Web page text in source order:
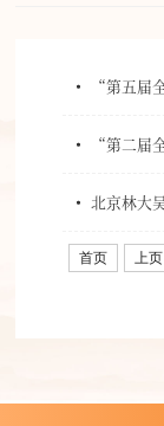
首页 上页